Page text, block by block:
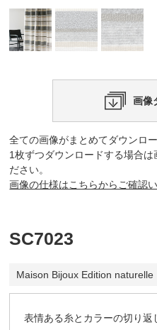
画像
全ての画像がまとめてダウンロー
1枚ずつダウンロードする場合
ださい。
画像の仕様はこちらからご確認い
SC7023
Maison Bijoux Edition naturelle
表情ある糸とカラーの切り